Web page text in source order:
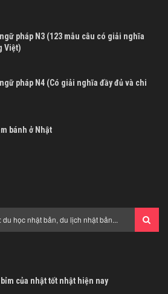
pháp N3 (123 mẫu câu có giải nghĩa
Việt)
pháp N4 (Có giải nghĩa đầy đủ và chi
bánh ở Nhật
của nhật tốt nhật hiện nay